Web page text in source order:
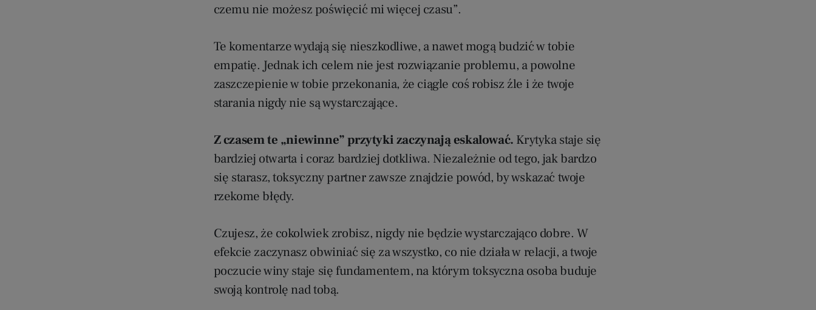
czemu nie możesz poświęcić mi więcej czasu”.
Te komentarze wydają się nieszkodliwe, a nawet mogą budzić w tobie
empatię. Jednak ich celem nie jest rozwiązanie problemu, a powolne
zaszczepienie w tobie przekonania, że ciągle coś robisz źle i że twoje
starania nigdy nie są wystarczające.
Z czasem te „niewinne” przytyki zaczynają eskalować. Krytyka staje się
bardziej otwarta i coraz bardziej dotkliwa. Niezależnie od tego, jak bardzo
się starasz, toksyczny partner zawsze znajdzie powód, by wskazać twoje
rzekome błędy.
Czujesz, że cokolwiek zrobisz, nigdy nie będzie wystarczająco dobre. W
efekcie zaczynasz obwiniać się za wszystko, co nie działa w relacji, a twoje
poczucie winy staje się fundamentem, na którym toksyczna osoba buduje
swoją kontrolę nad tobą.